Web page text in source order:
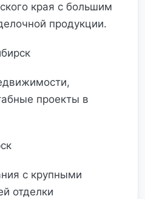
края с большим
продукции.
проекты в
с крупными
отделки